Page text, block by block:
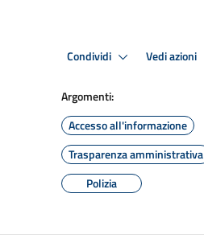
Condividi Vedi azioni
Argomenti:
Accesso all'informazione
Trasparenza amministrativa
Polizia